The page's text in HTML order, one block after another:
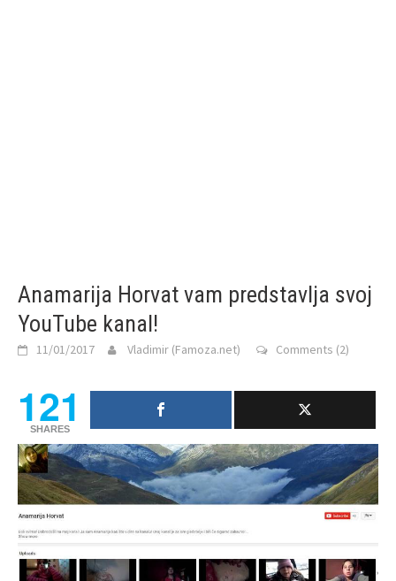
Anamarija Horvat vam predstavlja svoj
YouTube kanal!
11/01/2017 Vladimir (Famoza.net) Comments (2)
121
SHARES